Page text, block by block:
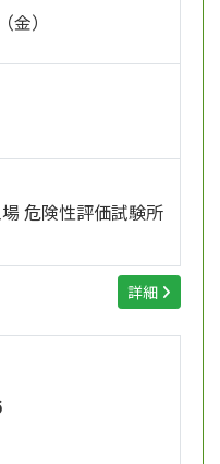
）
危険性評価試験所
詳細